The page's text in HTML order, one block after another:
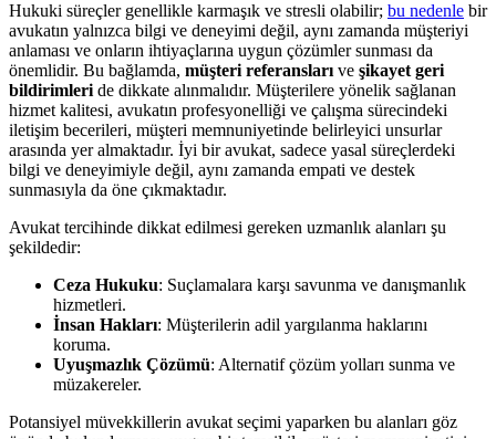
Hukuki süreçler genellikle karmaşık ve stresli olabilir; bu nedenle bir
avukatın yalnızca bilgi ve deneyimi değil, aynı zamanda müşteriyi
anlaması ve onların ihtiyaçlarına uygun çözümler sunması da
önemlidir. Bu bağlamda, müşteri referansları ve şikayet geri
bildirimleri de dikkate alınmalıdır. Müşterilere yönelik sağlanan
hizmet kalitesi, avukatın profesyonelliği ve çalışma sürecindeki
iletişim becerileri, müşteri memnuniyetinde belirleyici unsurlar
arasında yer almaktadır. İyi bir avukat, sadece yasal süreçlerdeki
bilgi ve deneyimiyle değil, aynı zamanda empati ve destek
sunmasıyla da öne çıkmaktadır.
Avukat tercihinde dikkat edilmesi gereken uzmanlık alanları şu
şekildedir:
Ceza Hukuku: Suçlamalara karşı savunma ve danışmanlık
hizmetleri.
İnsan Hakları: Müşterilerin adil yargılanma haklarını
koruma.
Uyuşmazlık Çözümü: Alternatif çözüm yolları sunma ve
müzakereler.
Potansiyel müvekkillerin avukat seçimi yaparken bu alanları göz